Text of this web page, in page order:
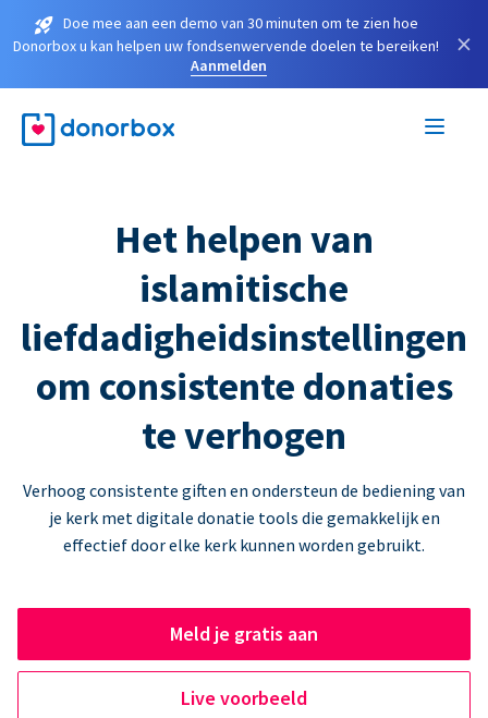
Doe mee aan een demo van 30 minuten om te zien hoe
Donorbox u kan helpen uw fondsenwervende doelen te bereiken!
Aanmelden
×
Het helpen van
islamitische
liefdadigheidsinstellingen
om consistente donaties
te verhogen
Verhoog consistente giften en ondersteun de bediening van
je kerk met digitale donatie tools die gemakkelijk en
effectief door elke kerk kunnen worden gebruikt.
Meld je gratis aan
Live voorbeeld